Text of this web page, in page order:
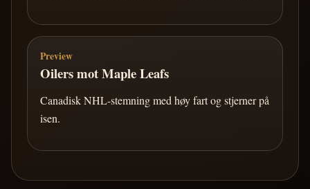
Preview
Oilers mot Maple Leafs
Canadisk NHL-stemning med høy fart og stjerner på
isen.